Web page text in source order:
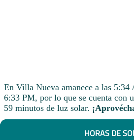
En Villa Nueva amanece a las 5:34
6:33 PM, por lo que se cuenta con
59 minutos de luz solar.
HORAS DE